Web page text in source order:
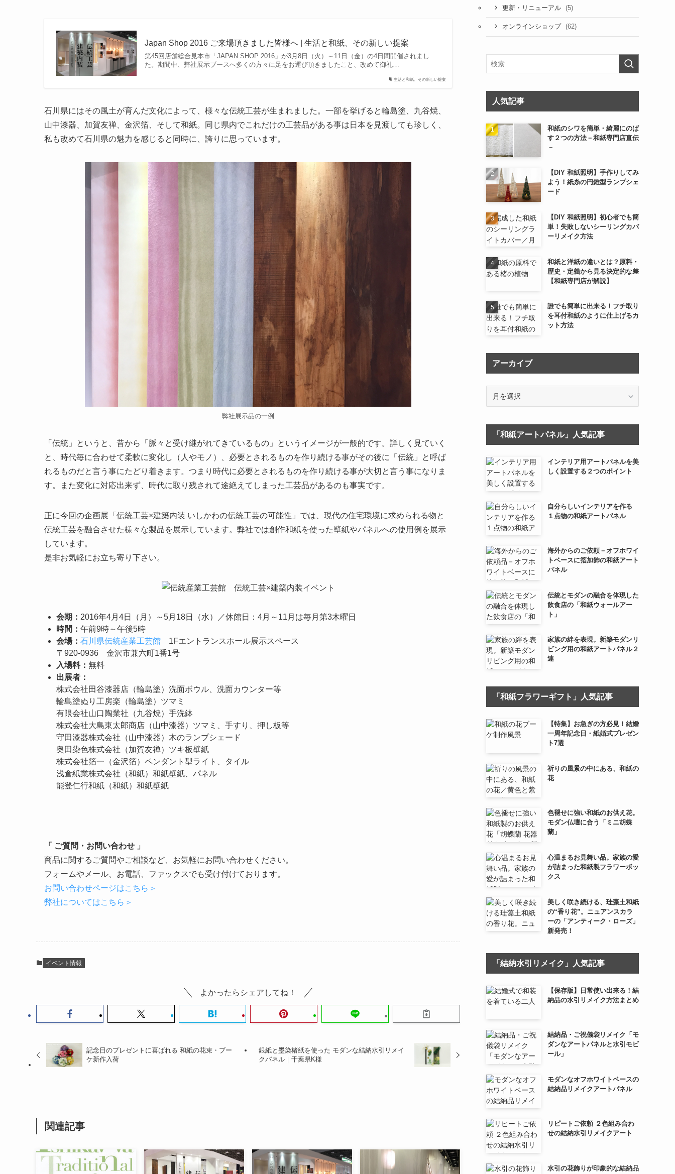
生活と和紙、その新しい提案
Japan Shop 2016 ご来場頂きました皆様へ | 生活と和紙、その新しい提案
第45回店舗総合見本市「JAPAN SHOP 2016」が3月8日（火）～11日（金）の4日間開催されまし
た。期間中、弊社展示ブースへ多くの方々に足をお運び頂きましたこと、改めて御礼…
石川県にはその風土が育んだ文化によって、様々な伝統工芸が生まれました。一部を挙げると輪島塗、九谷焼、
山中漆器、加賀友禅、金沢箔、そして和紙。同じ県内でこれだけの工芸品がある事は日本を見渡しても珍しく、
私も改めて石川県の魅力を感じると同時に、誇りに思っています。
弊社展示品の一例
「伝統」というと、昔から「脈々と受け継がれてきているもの」というイメージが一般的です。詳しく見ていく
と、時代毎に合わせて柔軟に変化し（人やモノ）、必要とされるものを作り続ける事がその後に「伝統」と呼ば
れるものだと言う事にたどり着きます。つまり時代に必要とされるものを作り続ける事が大切と言う事になりま
す。また変化に対応出来ず、時代に取り残されて途絶えてしまった工芸品があるのも事実です。
正に今回の企画展「伝統工芸×建築内装 いしかわの伝統工芸の可能性」では、現代の住宅環境に求められる物と
伝統工芸を融合させた様々な製品を展示しています。弊社では創作和紙を使った壁紙やパネルへの使用例を展示
しています。
是非お気軽にお立ち寄り下さい。
会期： 2016年4月4日（月）～5月18日（水）／休館日：4月～11月は毎月第3木曜日
時間： 午前9時～午後5時
会場： 石川県伝統産業工芸館 1Fエントランスホール展示スペース
〒920-0936 金沢市兼六町1番1号
入場料： 無料
出展者：
株式会社田谷漆器店（輪島塗）洗面ボウル、洗面カウンター等
輪島塗ぬり工房楽（輪島塗）ツマミ
有限会社山口陶業社（九谷焼）手洗鉢
株式会社大島東太郎商店（山中漆器）ツマミ、手すり、押し板等
守田漆器株式会社（山中漆器）木のランプシェード
奥田染色株式会社（加賀友禅）ツキ板壁紙
株式会社箔一（金沢箔）ペンダント型ライト、タイル
浅倉紙業株式会社（和紙）和紙壁紙、パネル
能登仁行和紙（和紙）和紙壁紙
「 ご質問・お問い合わせ 」
商品に関するご質問やご相談など、お気軽にお問い合わせください。
フォームやメール、お電話、ファックスでも受け付けております。
お問い合わせページはこちら＞
弊社についてはこちら＞
イベント情報
よかったらシェアしてね！
記念日のプレゼントに喜ばれる 和紙の花束・ブー
ケ新作入荷
銀紙と墨染楮紙を使った モダンな結納水引リメイ
クパネル｜千葉県K様
関連記事
更新・リニューアル (5)
オンラインショップ (62)
人気記事
和紙のシワを簡単・綺麗にのば
す２つの方法－和紙専門店直伝
－
【DIY 和紙照明】手作りしてみ
よう！紙糸の円錐型ランプシェ
ード
【DIY 和紙照明】初心者でも簡
単！失敗しないシーリングカバ
ーリメイク方法
和紙と洋紙の違いとは？原料・
歴史・定義から見る決定的な差
【和紙専門店が解説】
誰でも簡単に出来る！フチ取り
を耳付和紙のように仕上げるカ
ット方法
アーカイブ
イ
「和紙アートパネル」人気記事
インテリア用アートパネルを美
しく設置する２つのポイント
自分らしいインテリアを作る
１点物の和紙アートパネル
海外からのご依頼－オフホワイ
トベースに箔加飾の和紙アート
パネル
伝統とモダンの融合を体現した
飲食店の「和紙ウォールアー
ト」
家族の絆を表現。新築モダンリ
ビング用の和紙アートパネル２
連
「和紙フラワーギフト」人気記事
【特集】お急ぎの方必見！結婚
一周年記念日・紙婚式プレゼン
ト7選
祈りの風景の中にある、和紙の
花
色褪せに強い和紙のお供え花。
モダン仏壇に合う「ミニ胡蝶
蘭」
心温まるお見舞い品。家族の愛
が詰まった和紙製フラワーボッ
クス
美しく咲き続ける、珪藻土和紙
の“香り花”。ニュアンスカラ
ーの「アンティーク・ローズ」
新発売！
「結納水引リメイク」人気記事
【保存版】日常使い出来る！結
納品の水引リメイク方法まとめ
結納品・ご祝儀袋リメイク「モ
ダンなアートパネルと水引モビ
ール」
モダンなオフホワイトベースの
結納品リメイクアートパネル
リピートご依頼 ２色組み合わ
せの結納水引リメイクアート
水引の花飾りが印象的な結納品